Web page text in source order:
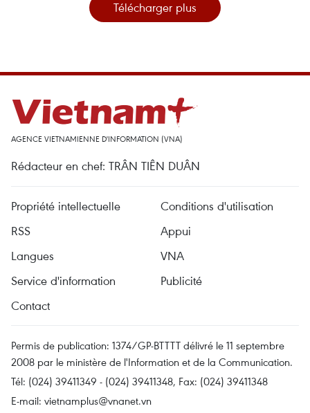
Télécharger plus
AGENCE VIETNAMIENNE D'INFORMATION (VNA)
Rédacteur en chef: TRÂN TIÊN DUÂN
Propriété intellectuelle
Conditions d'utilisation
RSS
Appui
Langues
VNA
Service d'information
Publicité
Contact
Permis de publication: 1374/GP-BTTTT délivré le 11 septembre
2008 par le ministère de l'Information et de la Communication.
Tél: (024) 39411349 - (024) 39411348, Fax: (024) 39411348
E-mail: vietnamplus@vnanet.vn